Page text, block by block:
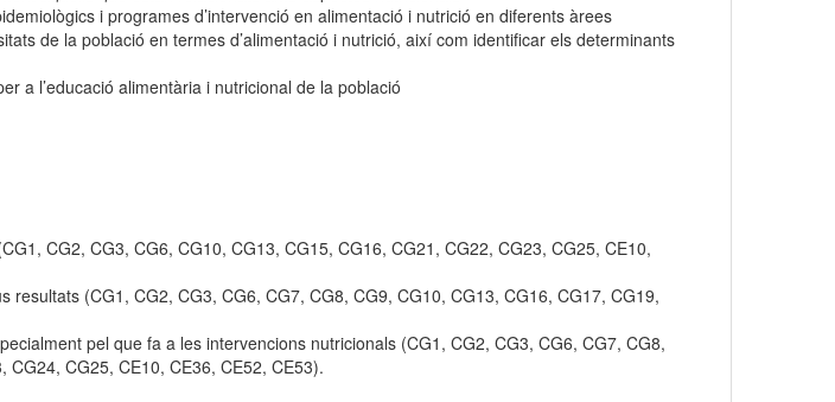
i programes d’intervenció en alimentació i nutrició en diferents àrees
de la població en termes d’alimentació i nutrició, així com identificar els determinants
a l’educació alimentària i nutricional de la població
CG2, CG3, CG6, CG10, CG13, CG15, CG16, CG21, CG22, CG23, CG25, CE10,
(CG1, CG2, CG3, CG6, CG7, CG8, CG9, CG10, CG13, CG16, CG17, CG19,
pel que fa a les intervencions nutricionals (CG1, CG2, CG3, CG6, CG7, CG8,
CG25, CE10, CE36, CE52, CE53).